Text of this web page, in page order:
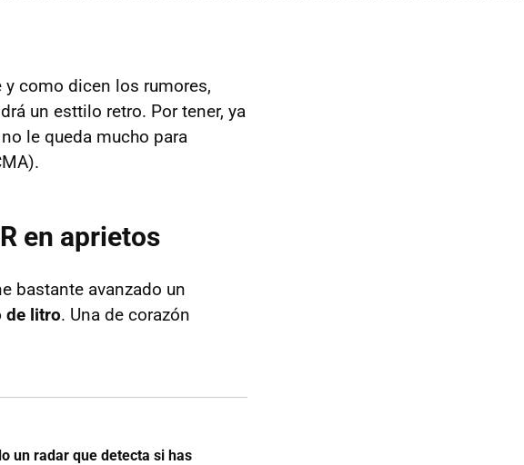
y como dicen los rumores,
un esttilo retro. Por tener, ya
le queda mucho para
en aprietos
bastante avanzado un
de litro. Una de corazón
un radar que detecta si has